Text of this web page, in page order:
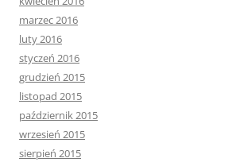
marzec 2016
luty 2016
styczeń 2016
grudzień 2015
listopad 2015
październik 2015
wrzesień 2015
sierpień 2015